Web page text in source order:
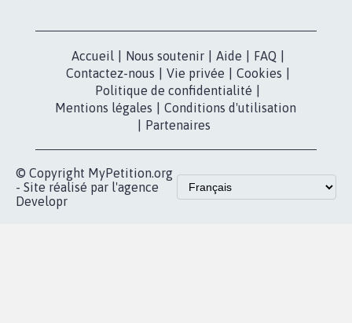
Accueil Nous soutenir Aide FAQ
Contactez-nous
Vie privée Cookies
Politique de confidentialité
Mentions légales
Conditions d'utilisation
Partenaires
© Copyright MyPetition.org
- Site réalisé par l'agence
Developr